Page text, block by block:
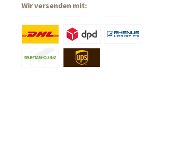
Wir versenden mit: